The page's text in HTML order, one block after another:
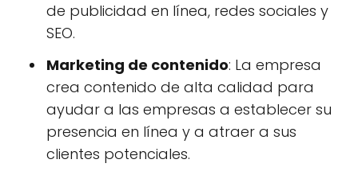
de publicidad en línea, redes sociales y
SEO.
Marketing de contenido: La empresa
crea contenido de alta calidad para
ayudar a las empresas a establecer su
presencia en línea y a atraer a sus
clientes potenciales.